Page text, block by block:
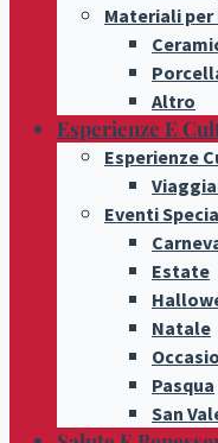
Materiali per
Altro
Esperienze E
Esperienze
Eventi
Estate
Natale
Pasqua
San